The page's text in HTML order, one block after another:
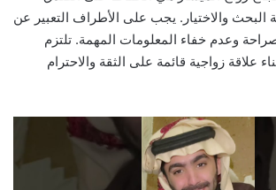
البحث والاختيار. يجب على الأطراف التعبير عن
وعدم خفاء المعلومات المهمة. تلتزم
علاقة زواجية قائمة على الثقة والاحترام